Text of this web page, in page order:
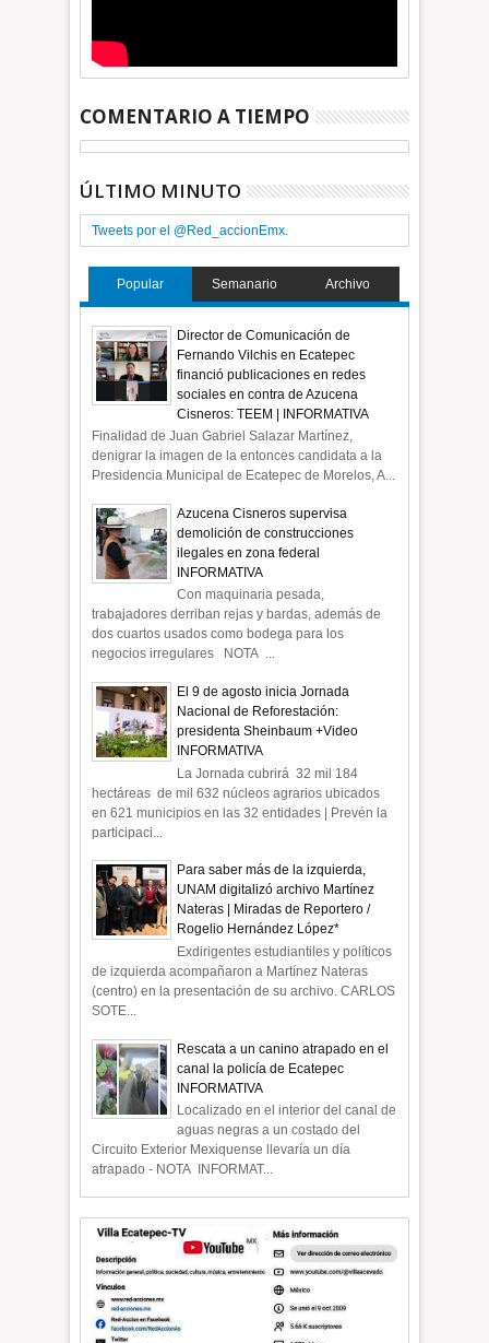
COMENTARIO A TIEMPO
ÚLTIMO MINUTO
Tweets por el @Red_accionEmx.
Popular Semanario Archivo
Director de Comunicación de
Fernando Vilchis en Ecatepec
financió publicaciones en redes
sociales en contra de Azucena
Cisneros: TEEM | INFORMATIVA
Finalidad de Juan Gabriel Salazar Martínez,
denigrar la imagen de la entonces candidata a la
Presidencia Municipal de Ecatepec de Morelos, A...
Azucena Cisneros supervisa
demolición de construcciones
ilegales en zona federal
INFORMATIVA
Con maquinaria pesada,
trabajadores derriban rejas y bardas, además de
dos cuartos usados como bodega para los
negocios irregulares NOTA ...
El 9 de agosto inicia Jornada
Nacional de Reforestación:
presidenta Sheinbaum +Video
INFORMATIVA
La Jornada cubrirá 32 mil 184
hectáreas de mil 632 núcleos agrarios ubicados
en 621 municipios en las 32 entidades | Prevén la
participaci...
Para saber más de la izquierda,
UNAM digitalizó archivo Martínez
Nateras | Miradas de Reportero /
Rogelio Hernández López*
Exdirigentes estudiantiles y políticos
de izquierda acompañaron a Martínez Nateras
(centro) en la presentación de su archivo. CARLOS
SOTE...
Rescata a un canino atrapado en el
canal la policía de Ecatepec
INFORMATIVA
Localizado en el interior del canal de
aguas negras a un costado del
Circuito Exterior Mexiquense llevaría un día
atrapado - NOTA INFORMAT...